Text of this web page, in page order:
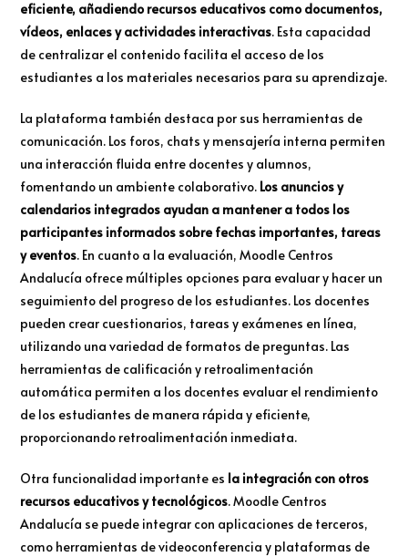
eficiente, añadiendo recursos educativos como documentos,
vídeos, enlaces y actividades interactivas. Esta capacidad
de centralizar el contenido facilita el acceso de los
estudiantes a los materiales necesarios para su aprendizaje.
La plataforma también destaca por sus herramientas de
comunicación. Los foros, chats y mensajería interna permiten
una interacción fluida entre docentes y alumnos,
fomentando un ambiente colaborativo. Los anuncios y
calendarios integrados ayudan a mantener a todos los
participantes informados sobre fechas importantes, tareas
y eventos. En cuanto a la evaluación, Moodle Centros
Andalucía ofrece múltiples opciones para evaluar y hacer un
seguimiento del progreso de los estudiantes. Los docentes
pueden crear cuestionarios, tareas y exámenes en línea,
utilizando una variedad de formatos de preguntas. Las
herramientas de calificación y retroalimentación
automática permiten a los docentes evaluar el rendimiento
de los estudiantes de manera rápida y eficiente,
proporcionando retroalimentación inmediata.
Otra funcionalidad importante es la integración con otros
recursos educativos y tecnológicos. Moodle Centros
Andalucía se puede integrar con aplicaciones de terceros,
como herramientas de videoconferencia y plataformas de